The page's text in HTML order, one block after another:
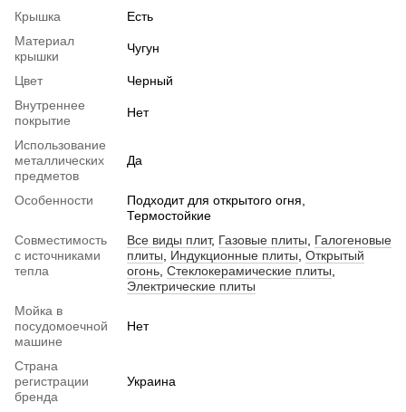
Крышка
Есть
Материал
крышки
Чугун
Цвет
Черный
Внутреннее
покрытие
Нет
Использование
металлических
предметов
Да
Особенности
Подходит для открытого огня,
Термостойкие
Совместимость
с источниками
тепла
Все виды плит, Газовые плиты
Галогеновые
плиты
Индукционные плиты Открытый
огонь Стеклокерамические плиты
Электрические плиты
Мойка в
посудомоечной
машине
Нет
Страна
регистрации
бренда
Украина